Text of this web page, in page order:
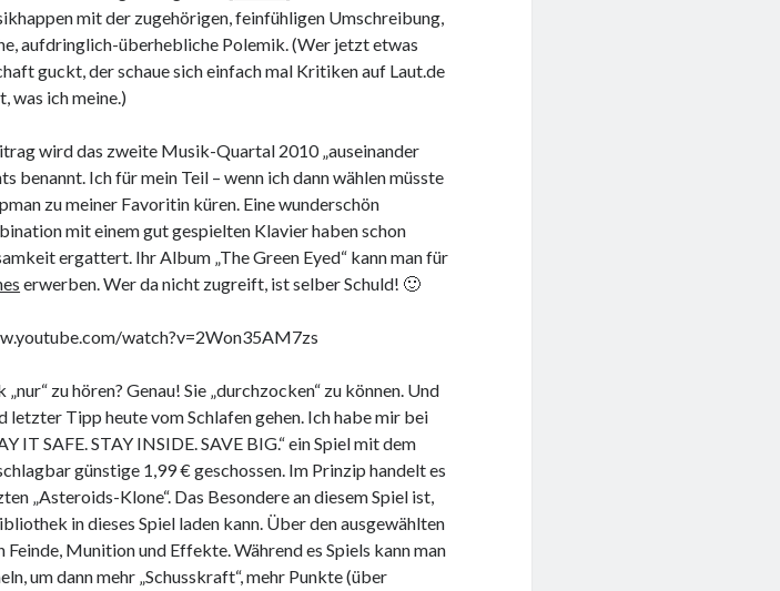
mit der zugehörigen, feinfühligen Umschreibung,
aufdringlich-überhebliche Polemik. (Wer jetzt etwas
guckt, der schaue sich einfach mal Kritiken auf Laut.de
was ich meine.)
wird das zweite Musik-Quartal 2010 „auseinander
benannt. Ich für mein Teil – wenn ich dann wählen müsste
zu meiner Favoritin küren. Eine wunderschön
mit einem gut gespielten Klavier haben schon
ergattert. Ihr Album „The Green Eyed“ kann man für
erwerben. Wer da nicht zugreift, ist selber Schuld! 🙂
watch?v=2Won35AM7zs
zu hören? Genau! Sie „durchzocken“ zu können. Und
letzter Tipp heute vom Schlafen gehen. Ich habe mir bei
IT SAFE. STAY INSIDE. SAVE BIG.“ ein Spiel mit dem
günstige 1,99 € geschossen. Im Prinzip handelt es
„Asteroids-Klone“. Das Besondere an diesem Spiel ist,
in dieses Spiel laden kann. Über den ausgewählten
Munition und Effekte. Während es Spiels kann man
um dann mehr „Schusskraft“, mehr Punkte (über